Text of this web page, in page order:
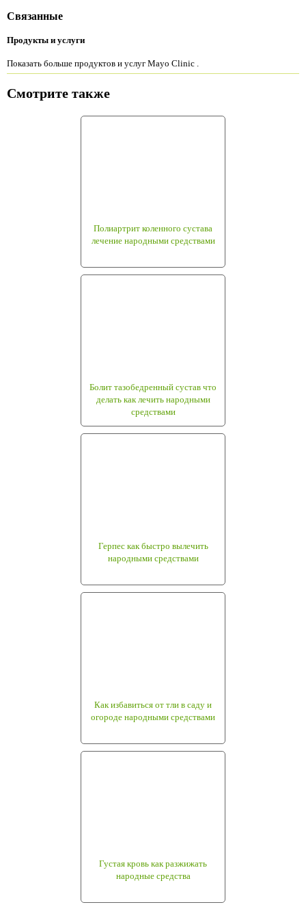
Связанные
Продукты и услуги
Показать больше продуктов и услуг Mayo Clinic .
Смотрите также
Полиартрит коленного сустава
лечение народными средствами
Болит тазобедренный сустав что
делать как лечить народными
средствами
Герпес как быстро вылечить
народными средствами
Как избавиться от тли в саду и
огороде народными средствами
Густая кровь как разжижать
народные средства